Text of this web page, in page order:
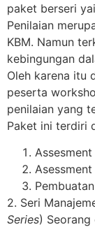
paket berseri
Penilaian
KBM. Namun
kebingungan
Oleh karena itu
peserta
penilaian yang
Paket ini terdiri
Assesment
2. Seri
Series)